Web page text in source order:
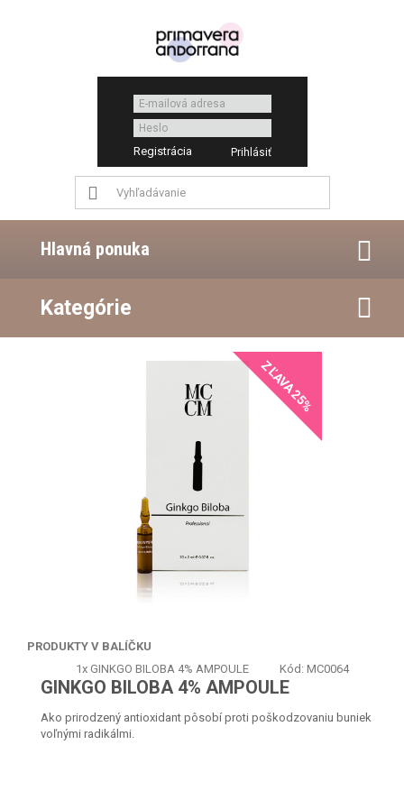
Registrácia
Hlavná ponuka
Kategórie
ZĽAVA 25%
PRODUKTY V BALÍČKU
1x GINKGO BILOBA 4% AMPOULE Kód: MC0064
GINKGO BILOBA 4% AMPOULE
Ako prirodzený antioxidant pôsobí proti poškodzovaniu buniek
voľnými radikálmi.